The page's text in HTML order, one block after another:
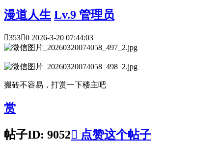
漫道人生 Lv.9 管理员
3530 2026-3-20 07:44:03
搬砖不容易，打赏一下楼主吧
赏
帖子ID: 9052 点赞这个帖子